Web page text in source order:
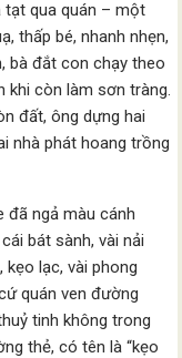
tạt qua quán – một
thấp bé, nhanh nhẹn,
bà đắt con chạy theo
khi còn làm sơn tràng.
đất, ông dựng hai
nhà phát hoang trồng
đã ngả màu cánh
bát sành, vài nải
kẹo lạc, vài phong
quán ven đường
tinh không trong
thẻ, có tên là “kẹo